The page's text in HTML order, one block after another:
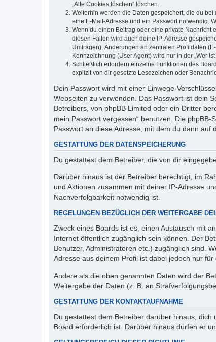
„Alle Cookies löschen“ löschen.
Weiterhin werden die Daten gespeichert, die du
eine E-Mail-Adresse und ein Passwort notwendig.
Wenn du einen Beitrag oder eine private Nachricht
diesen Fällen wird auch deine IP-Adresse
Umfragen), Änderungen an zentralen Profildaten
Kennzeichnung (User Agent) wird nur in der „Wer
Schließlich erfordern einzelne Funktionen des
explizit von dir gesetzte Lesezeichen oder
Dein Passwort wird mit einer Einwege-
Webseiten zu verwenden. Das Passwort ist dein
Betreibers, von phpBB Limited oder ein Dritter
mein Passwort vergessen“ benutzen. Die
Passwort an diese Adresse, mit dem du dann auf
GESTATTUNG DER DATENSPEICHERUNG
Du gestattest dem Betreiber, die von dir
Darüber hinaus ist der Betreiber berechtigt, im
und Aktionen zusammen mit deiner IP-Adresse
Nachverfolgbarkeit notwendig ist.
REGELUNGEN BEZÜGLICH DER WEITERGABE
Zweck eines Boards ist es, einen Austausch mit
Internet öffentlich zugänglich sein können. Der
Benutzer, Administratoren etc.) zugänglich sind.
Adresse aus deinem Profil ist dabei jedoch nur
Andere als die oben genannten Daten wird der
Weitergabe der Daten (z. B. an
GESTATTUNG DER KONTAKTAUFNAHME
Du gestattest dem Betreiber darüber hinaus,
Board erforderlich ist. Darüber hinaus dürfen er